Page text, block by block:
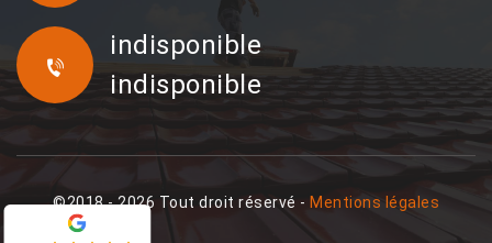
indisponible
indisponible
©2018 - 2026 Tout droit réservé - Mentions légales